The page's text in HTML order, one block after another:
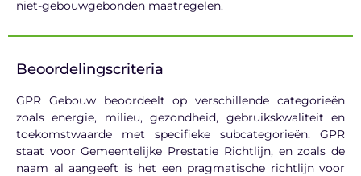
niet-gebouwgebonden maatregelen.
Beoordelingscriteria
GPR Gebouw beoordeelt op verschillende categorieën
zoals energie, milieu, gezondheid, gebruikskwaliteit en
toekomstwaarde met specifieke subcategorieën. GPR
staat voor Gemeentelijke Prestatie Richtlijn, en zoals de
naam al aangeeft is het een pragmatische richtlijn voor